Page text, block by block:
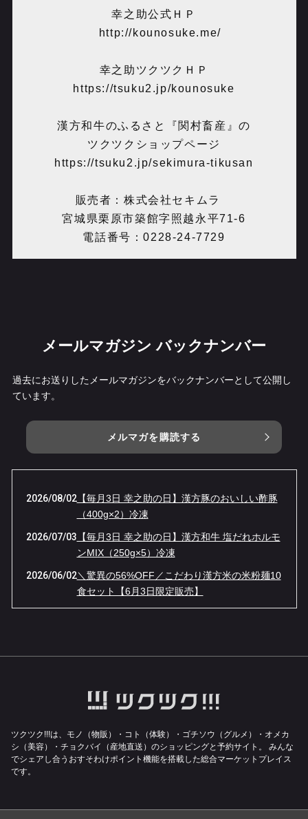
幸之助公式ＨＰ
http://kounosuke.me/
幸之助ツクツクＨＰ
https://tsuku2.jp/kounosuke
漢方和牛のふるさと『関村畜産』の
ツクツクショップページ
https://tsuku2.jp/sekimura-tikusan
販売者：株式会社セキムラ
宮城県栗原市築館字照越永平71-6
電話番号：0228-24-7729
メールマガジン バックナンバー
過去にお送りしたメールマガジンをバックナンバーとして公開し
ています。
メルマガを購読する
2026/08/02【毎月3日 幸之助の日】漢方豚のおいしい酢豚
（400g×2）冷凍
2026/07/03 【毎月3日 幸之助の日】漢方和牛 塩だれホルモ
ンMIX（250g×5）冷凍
2026/06/02＼驚異の56%OFF／こだわり漢方米の米粉麺10
食セット【6月3日限定販売】
【幸之助の日 3/3限定】春一番！漢方豚しゃぶ
しゃぶ鍋が37%OFFの特別価格！
2026/02/03 【1日限り】漢方和牛＆漢方豚のゴロゴロカレ
ー肉 1キロ 通常5,724円 ➔ 特別価格3456
円！！
ツクツク!!!は、モノ（物販）・コト（体験）・ゴチソウ（グルメ）・オメカ
シ（美容）・チョクバイ（産地直送）のショッピングと予約サイト。
みんな
でシェアし合うおすそわけポイント機能を搭載した総合マーケットプレイス
です。